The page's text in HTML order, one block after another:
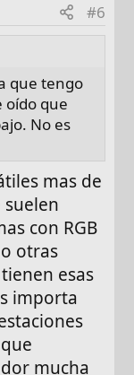
que
intermedio
siempre
y 17"
de llevar.
#6
que tengo
oído que
No es
mas de
con RGB
otras
esas
importa
mucha